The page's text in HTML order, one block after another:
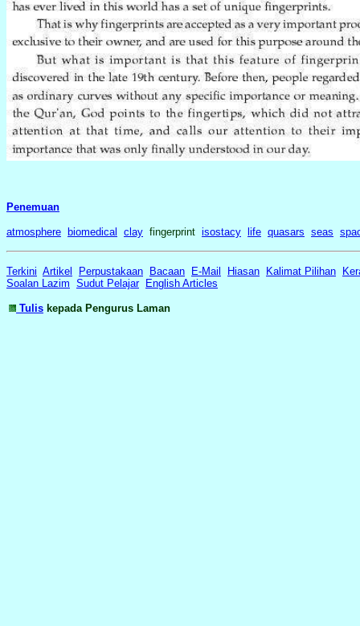
Penemuan
atmosphere biomedical clay fingerprint isostacy life quasars seas
Terkini Artikel Perpustakaan Bacaan E-Mail Hiasan Kalimat Pilihan
Soalan Lazim Sudut Pelajar English Articles
Tulis kepada Pengurus Laman